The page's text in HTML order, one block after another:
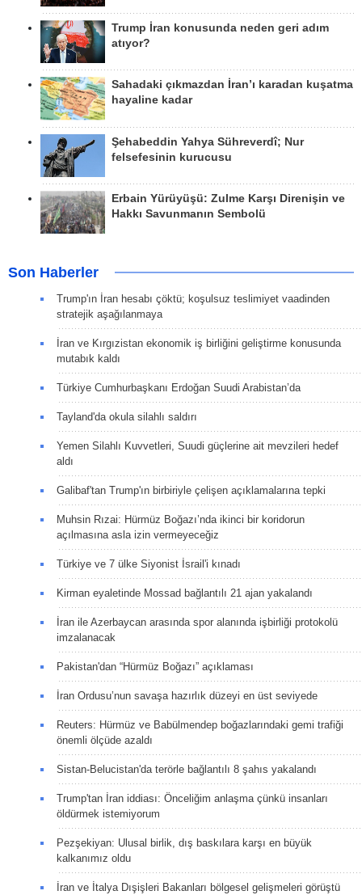
Trump İran konusunda neden geri adım
atıyor?
Sahadaki çıkmazdan İran’ı karadan kuşatma
hayaline kadar
Şehabeddin Yahya Sühreverdî; Nur
felsefesinin kurucusu
Erbain Yürüyüşü: Zulme Karşı Direnişin ve
Hakkı Savunmanın Sembolü
Son Haberler
Trump'ın İran hesabı çöktü; koşulsuz teslimiyet vaadinden
stratejik aşağılanmaya
İran ve Kırgızistan ekonomik iş birliğini geliştirme konusunda
mutabık kaldı
Türkiye Cumhurbaşkanı Erdoğan Suudi Arabistan’da
Tayland'da okula silahlı saldırı
Yemen Silahlı Kuvvetleri, Suudi güçlerine ait mevzileri hedef
aldı
Galibaf'tan Trump'ın birbiriyle çelişen açıklamalarına tepki
Muhsin Rızai: Hürmüz Boğazı’nda ikinci bir koridorun
açılmasına asla izin vermeyeceğiz
Türkiye ve 7 ülke Siyonist İsrail'i kınadı
Kirman eyaletinde Mossad bağlantılı 21 ajan yakalandı
İran ile Azerbaycan arasında spor alanında işbirliği protokolü
imzalanacak
Pakistan'dan “Hürmüz Boğazı” açıklaması
İran Ordusu’nun savaşa hazırlık düzeyi en üst seviyede
Reuters: Hürmüz ve Babülmendep boğazlarındaki gemi trafiği
önemli ölçüde azaldı
Sistan-Belucistan'da terörle bağlantılı 8 şahıs yakalandı
Trump'tan İran iddiası: Önceliğim anlaşma çünkü insanları
öldürmek istemiyorum
Pezşekiyan: Ulusal birlik, dış baskılara karşı en büyük
kalkanımız oldu
İran ve İtalya Dışişleri Bakanları bölgesel gelişmeleri görüştü